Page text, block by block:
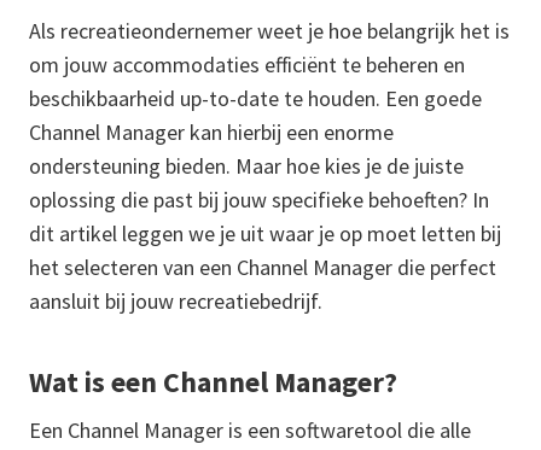
Als recreatieondernemer weet je hoe belangrijk het is
om jouw accommodaties efficiënt te beheren en
beschikbaarheid up-to-date te houden. Een goede
Channel Manager kan hierbij een enorme
ondersteuning bieden. Maar hoe kies je de juiste
oplossing die past bij jouw specifieke behoeften? In
dit artikel leggen we je uit waar je op moet letten bij
het selecteren van een Channel Manager die perfect
aansluit bij jouw recreatiebedrijf.
Wat is een Channel Manager?
Een Channel Manager is een softwaretool die alle